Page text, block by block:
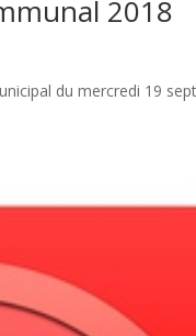
2018
du mercredi 19